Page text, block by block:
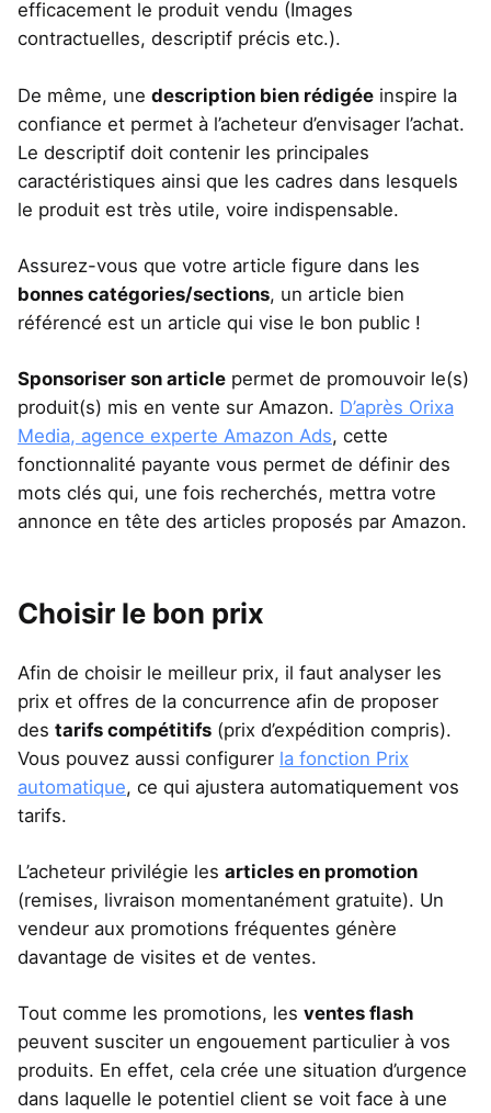
efficacement le produit vendu (Images
contractuelles, descriptif précis etc.).
De même, une description bien rédigée inspire la
confiance et permet à l’acheteur d’envisager l’achat.
Le descriptif doit contenir les principales
caractéristiques ainsi que les cadres dans lesquels
le produit est très utile, voire indispensable.
Assurez-vous que votre article figure dans les
bonnes catégories/sections, un article bien
référencé est un article qui vise le bon public !
Sponsoriser son article permet de promouvoir le(s)
produit(s) mis en vente sur Amazon. D’après Orixa
Media, agence experte Amazon Ads, cette
fonctionnalité payante vous permet de définir des
mots clés qui, une fois recherchés, mettra votre
annonce en tête des articles proposés par Amazon.
Choisir le bon prix
Afin de choisir le meilleur prix, il faut analyser les
prix et offres de la concurrence afin de proposer
des tarifs compétitifs (prix d’expédition compris).
Vous pouvez aussi configurer la fonction Prix
automatique, ce qui ajustera automatiquement vos
tarifs.
L’acheteur privilégie les articles en promotion
(remises, livraison momentanément gratuite). Un
vendeur aux promotions fréquentes génère
davantage de visites et de ventes.
Tout comme les promotions, les ventes flash
peuvent susciter un engouement particulier à vos
produits. En effet, cela crée une situation d’urgence
dans laquelle le potentiel client se voit face à une